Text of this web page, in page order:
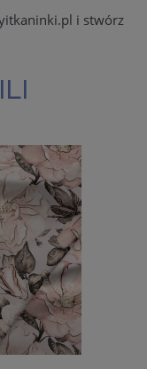
i stwórz